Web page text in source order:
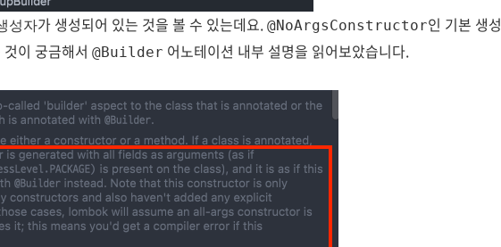
성자가 생성되어 있는 것을 볼 수 있는데요. @NoArgsConstructor인 기본 생성
이 궁금해서 @Builder 어노테이션 내부 설명을 읽어보았습니다.